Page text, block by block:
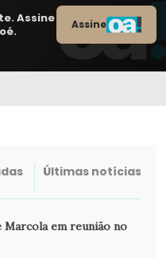
Assine
Assine
Últimas notícias
Marcola em reunião no